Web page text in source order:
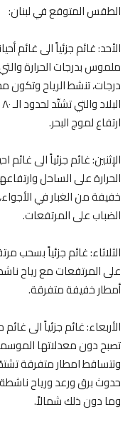
الطقس المتوقع في لبنان:
الأحد: غائم جزئياً الى
درجات، تنشط الرياح
ارتفاع لموج البحر.
الإثنين: غائم جزئياً الى
الحرارة على الساحل
خفيفة من الغبار في
الضباب على المرتفعات.
الثلاثاء: غائم جزئياً بسحب
على المرتفعات مع رياح
أمطار خفيفة متفرقة.
الأربعاء: غائم جزئياً الى
تصبح دون معدلاتها
وتتساقط امطار متفرقة تشتدّ
وما دون ذلك شمالاً.